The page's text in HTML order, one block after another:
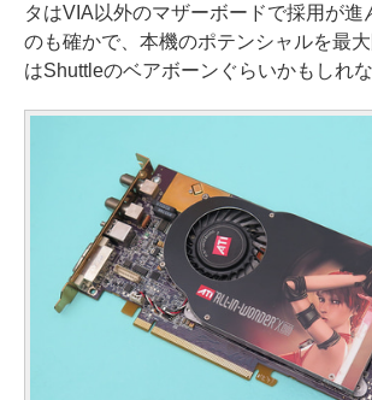
タはVIA以外のマザーボードで採用が進
のも確かで、本機のポテンシャルを最
はShuttleのベアボーンぐらいかもしれな